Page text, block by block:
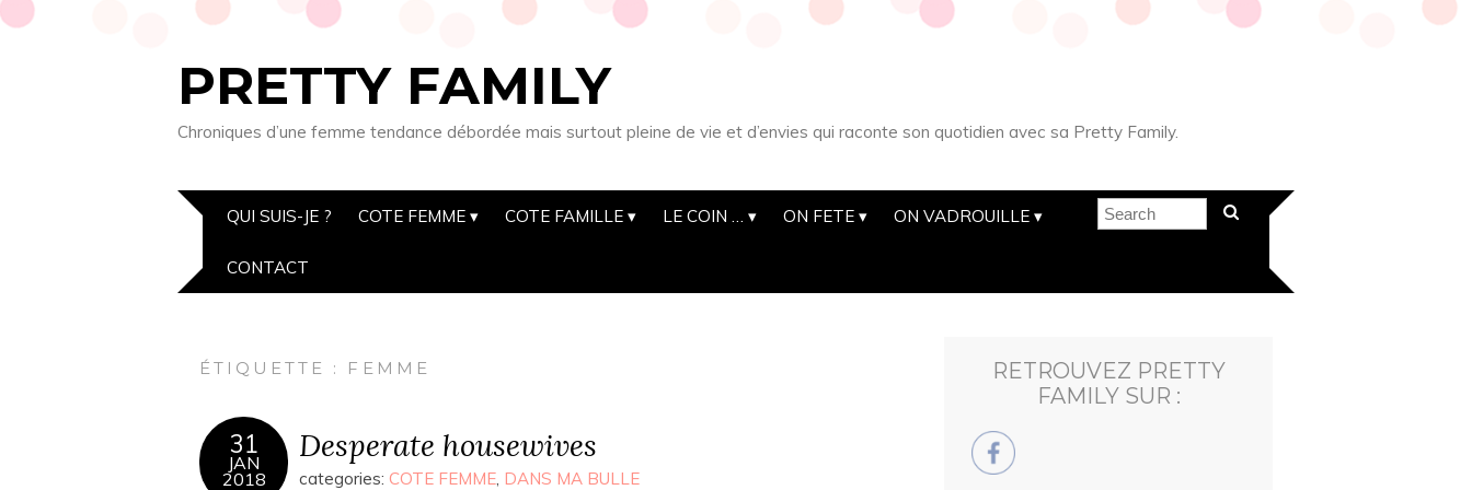
PRETTY FAMILY
Chroniques d’une femme tendance débordée mais surtout pleine de vie et d’envies qui raconte son quotidien avec sa Pretty Family.
QUI SUIS-JE ? COTE FEMME COTE FAMILLE LE COIN … ON FETE ON VADROUILLE
CONTACT
ÉTIQUETTE : FEMME
31
JAN
2018
Desperate housewives
categories: COTE FEMME, DANS MA BULLE
RETROUVEZ PRETTY
FAMILY SUR :